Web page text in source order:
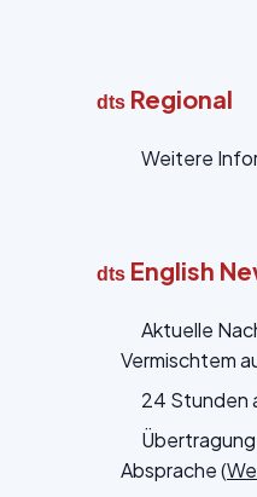
dts Regional
Weitere
dts English
Aktuelle
Vermischtem
24 Stunden
Absprache (